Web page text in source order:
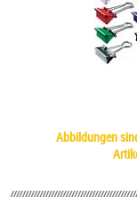
Abbildungen